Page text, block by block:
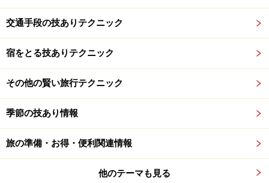
交通手段の技ありテクニック
宿をとる技ありテクニック
その他の賢い旅行テクニック
季節の技あり情報
旅の準備・お得・便利関連情報
他のテーマも見る